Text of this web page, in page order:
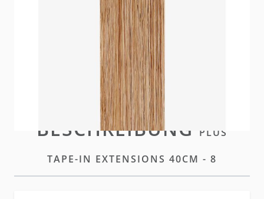
oderein Konto erstellen
BESCHREIBUNG PLUS
TAPE-IN EXTENSIONS 40CM - 8